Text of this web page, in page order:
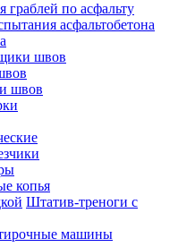
граблей по асфальту
асфальтобетона
швов
швов
копья
Штатив-треноги с
машины